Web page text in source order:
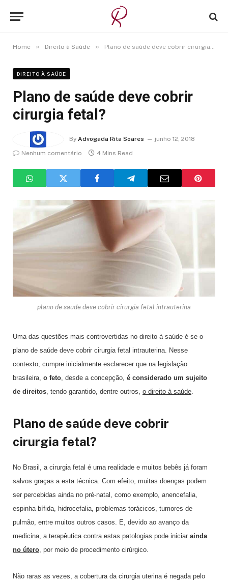
Home » Direito à Saúde » Plano de saúde deve cobrir cirurgia fetal?
DIREITO À SAÚDE
Plano de saúde deve cobrir
cirurgia fetal?
By Advogada Rita Soares
junho 12, 2018
Nenhum comentário
4 Mins Read
plano de saude deve cobrir cirurgia fetal intrauterina
Uma das questões mais controvertidas no direito à saúde é se o
plano de saúde deve cobrir cirurgia fetal intrauterina. Nesse
contexto, cumpre inicialmente esclarecer que na legislação
brasileira, o feto , desde a concepção, é considerado um sujeito
de direitos , tendo garantido, dentre outros, o direito à saúde
Plano de saúde deve cobrir
cirurgia fetal?
No Brasil, a cirurgia fetal é uma realidade e muitos bebês já foram
salvos graças a esta técnica. Com efeito, muitas doenças podem
ser percebidas ainda no pré-natal, como exemplo, anencefalia,
espinha bífida, hidrocefalia, problemas torácicos, tumores de
pulmão, entre muitos outros casos. E, devido ao avanço da
medicina, a terapêutica contra estas patologias pode iniciar ainda
no útero, por meio de procedimento cirúrgico.
Não raras as vezes, a cobertura da cirurgia uterina é negada pelo